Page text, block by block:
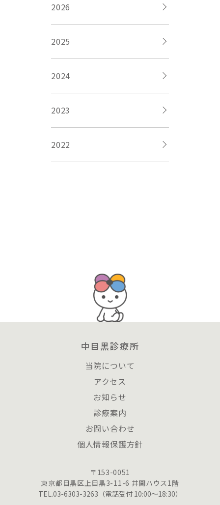
2026
2025
2024
2023
2022
中目黒診療所
当院について
アクセス
お知らせ
診療案内
お問い合わせ
個人情報保護方針
〒153-0051
東京都目黒区上目黒3-11-6 井関ハウス1階
TEL.03-6303-3263（電話受付 10:00〜18:30）